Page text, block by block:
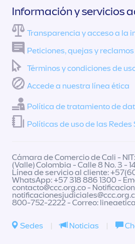
Información y servicios
Transparencia y acceso a la
Peticiones, quejas y reclamos
Términos y condiciones de
Accede a nuestra línea ética
Política de tratamiento de
Políticas de uso de las Redes
Cámara de Comercio de Cali -
(Valle) Colombia - Calle 8 No. 3 - 14
Línea de servicio al cliente:
WhatsApp: +57 318 886 1300 -
contacto@ccc.org.co-
800-752-2222 - Correo:
Sedes | Noticias |